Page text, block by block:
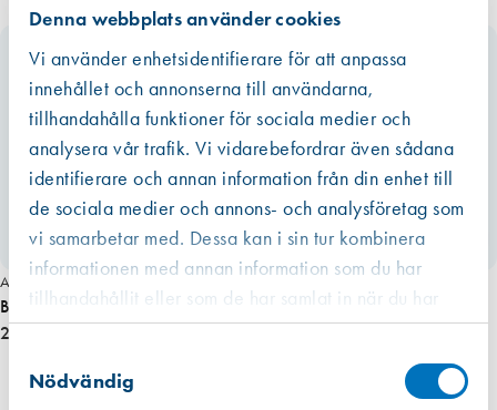
Denna webbplats använder cookies
Vi använder enhetsidentifierare för att anpassa
innehållet och annonserna till användarna,
tillhandahålla funktioner för sociala medier och
analysera vår trafik. Vi vidarebefordrar även sådana
identifierare och annan information från din enhet till
de sociala medier och annons- och analysföretag som
vi samarbetar med. Dessa kan i sin tur kombinera
informationen med annan information som du har
tillhandahållit eller som de har samlat in när du har
använt deras tjänster.
Nödvändig
Art. nr 6146
Borr 13/200 mm Träspiral Bahco
261,00 kr
Finns i lager (26 st)